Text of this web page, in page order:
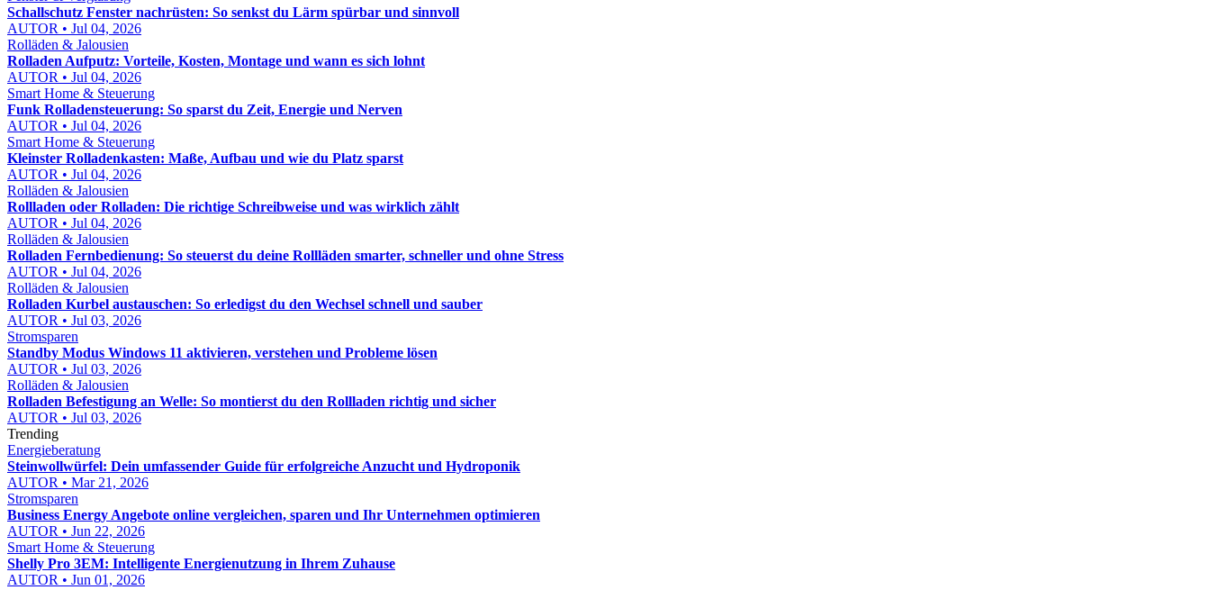
Schallschutz Fenster nachrüsten: So senkst du Lärm spürbar und sinnvoll
AUTOR • Jul 04, 2026
Rolläden & Jalousien
Rolladen Aufputz: Vorteile, Kosten, Montage und wann es sich lohnt
AUTOR • Jul 04, 2026
Smart Home & Steuerung
Funk Rolladensteuerung: So sparst du Zeit, Energie und Nerven
AUTOR • Jul 04, 2026
Smart Home & Steuerung
Kleinster Rolladenkasten: Maße, Aufbau und wie du Platz sparst
AUTOR • Jul 04, 2026
Rolläden & Jalousien
Rollladen oder Rolladen: Die richtige Schreibweise und was wirklich zählt
AUTOR • Jul 04, 2026
Rolläden & Jalousien
Rolladen Fernbedienung: So steuerst du deine Rollläden smarter, schneller und ohne Stress
AUTOR • Jul 04, 2026
Rolläden & Jalousien
Rolladen Kurbel austauschen: So erledigst du den Wechsel schnell und sauber
AUTOR • Jul 03, 2026
Stromsparen
Standby Modus Windows 11 aktivieren, verstehen und Probleme lösen
AUTOR • Jul 03, 2026
Rolläden & Jalousien
Rolladen Befestigung an Welle: So montierst du den Rollladen richtig und sicher
AUTOR • Jul 03, 2026
Trending
Energieberatung
Steinwollwürfel: Dein umfassender Guide für erfolgreiche Anzucht und Hydroponik
AUTOR • Mar 21, 2026
Stromsparen
Business Energy Angebote online vergleichen, sparen und Ihr Unternehmen optimieren
AUTOR • Jun 22, 2026
Smart Home & Steuerung
Shelly Pro 3EM: Intelligente Energienutzung in Ihrem Zuhause
AUTOR • Jun 01, 2026